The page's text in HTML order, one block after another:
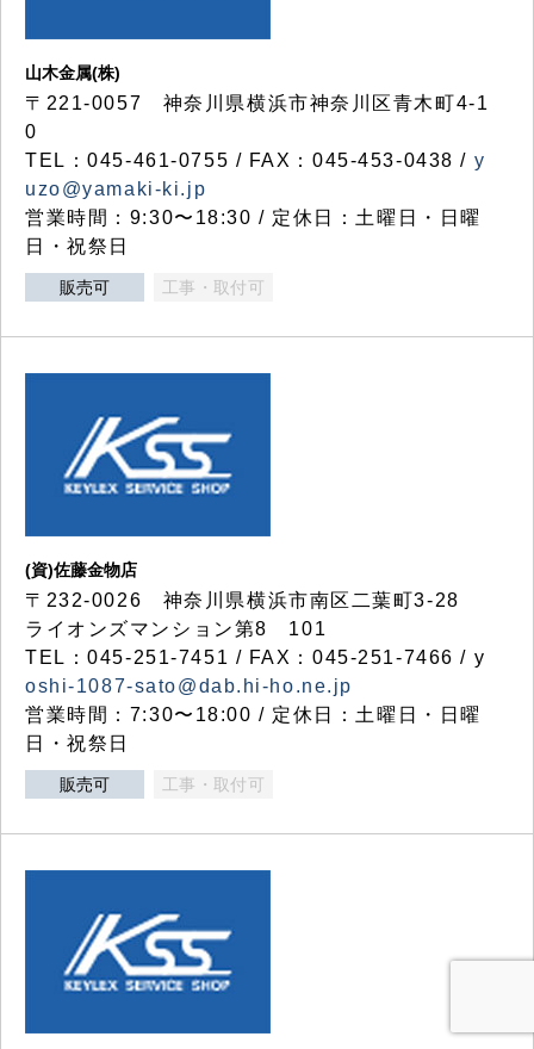
山木金属(株)
〒221-0057 神奈川県横浜市神奈川区青木町4-1
0
TEL：045-461-0755 / FAX：045-453-0438 / y
uzo@yamaki-ki.jp
営業時間：9:30〜18:30 / 定休日：土曜日・日曜
日・祝祭日
販売可 工事・取付可
(資)佐藤金物店
〒232-0026 神奈川県横浜市南区二葉町3-28
ライオンズマンション第8 101
TEL：045-251-7451 / FAX：045-251-7466 / y
oshi-1087-sato@dab.hi-ho.ne.jp
営業時間：7:30〜18:00 / 定休日：土曜日・日曜
日・祝祭日
販売可 工事・取付可